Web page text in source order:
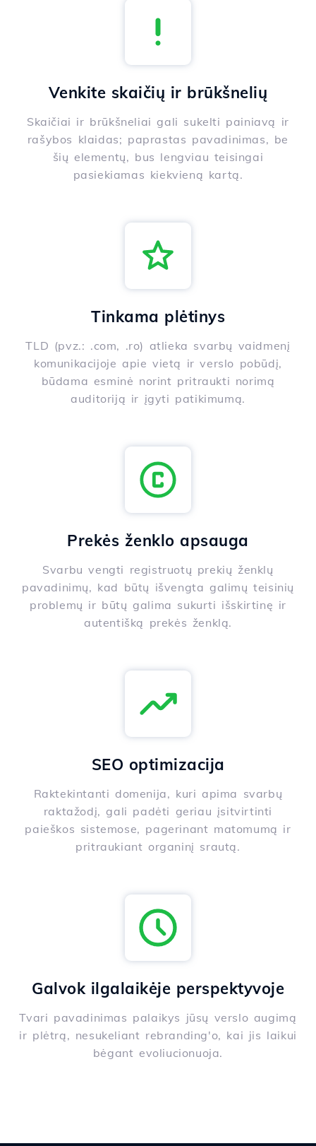
Venkite skaičių ir brūkšnelių
Skaičiai ir brūkšneliai gali sukelti painiavą ir
rašybos klaidas; paprastas pavadinimas, be
šių elementų, bus lengviau teisingai
pasiekiamas kiekvieną kartą.
Tinkama plėtinys
TLD (pvz.: .com, .ro) atlieka svarbų vaidmenį
komunikacijoje apie vietą ir verslo pobūdį,
būdama esminė norint pritraukti norimą
auditoriją ir įgyti patikimumą.
Prekės ženklo apsauga
Svarbu vengti registruotų prekių ženklų
pavadinimų, kad būtų išvengta galimų teisinių
problemų ir būtų galima sukurti išskirtinę ir
autentišką prekės ženklą.
SEO optimizacija
Raktekintanti domenija, kuri apima svarbų
raktažodį, gali padėti geriau įsitvirtinti
paieškos sistemose, pagerinant matomumą ir
pritraukiant organinį srautą.
Galvok ilgalaikėje perspektyvoje
Tvari pavadinimas palaikys jūsų verslo augimą
ir plėtrą, nesukeliant rebranding'o, kai jis laikui
bėgant evoliucionuoja.